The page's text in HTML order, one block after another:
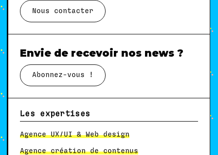
Nous contacter
Envie de recevoir nos news ?
Abonnez-vous !
Les expertises
Agence UX/UI & Web design
Agence création de contenus